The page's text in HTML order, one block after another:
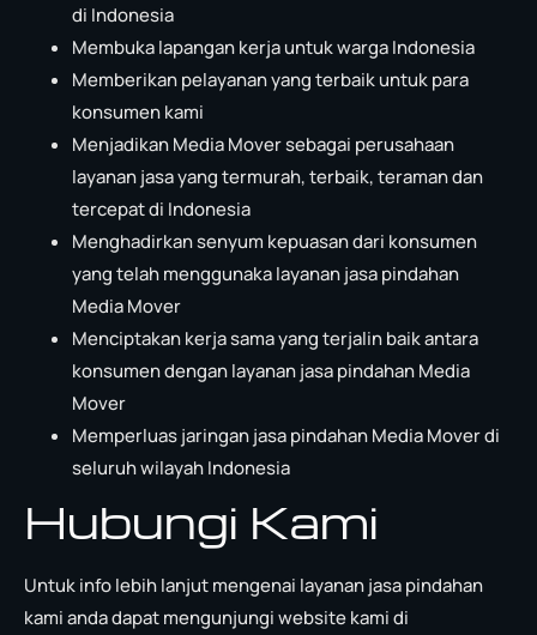
di Indonesia
Membuka lapangan kerja untuk warga Indonesia
Memberikan pelayanan yang terbaik untuk para
konsumen kami
Menjadikan Media Mover sebagai perusahaan
layanan jasa yang termurah, terbaik, teraman dan
tercepat di Indonesia
Menghadirkan senyum kepuasan dari konsumen
yang telah menggunaka layanan jasa pindahan
Media Mover
Menciptakan kerja sama yang terjalin baik antara
konsumen dengan layanan jasa pindahan Media
Mover
Memperluas jaringan jasa pindahan Media Mover di
seluruh wilayah Indonesia
Hubungi Kami
Untuk info lebih lanjut mengenai layanan jasa pindahan
kami anda dapat mengunjungi website kami di